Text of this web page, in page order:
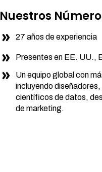
27 años de experiencia
Nuestros
Presentes en EE. UU.,
Un equipo global con
incluyendo
científicos de datos,
de marketing.